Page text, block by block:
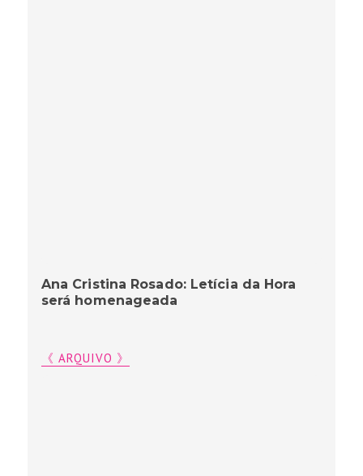
Ana Cristina Rosado: Letícia da Hora
será homenageada
《 ARQUIVO 》